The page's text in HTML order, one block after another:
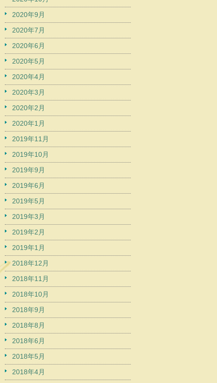
2020年9月
2020年7月
2020年6月
2020年5月
2020年4月
2020年3月
2020年2月
2020年1月
2019年11月
2019年10月
2019年9月
2019年6月
2019年5月
2019年3月
2019年2月
2019年1月
2018年12月
2018年11月
2018年10月
2018年9月
2018年8月
2018年6月
2018年5月
2018年4月